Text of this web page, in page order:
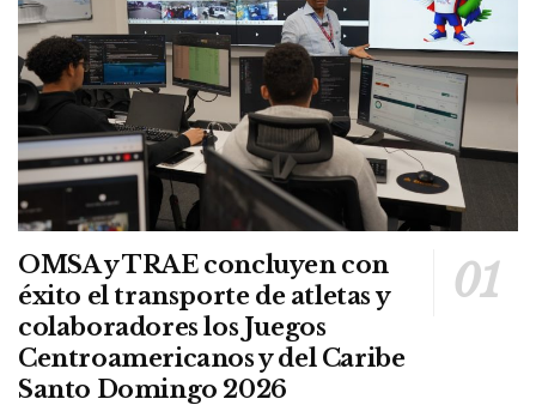
OMSA y TRAE concluyen con
éxito el transporte de atletas y
colaboradores los Juegos
Centroamericanos y del Caribe
Santo Domingo 2026